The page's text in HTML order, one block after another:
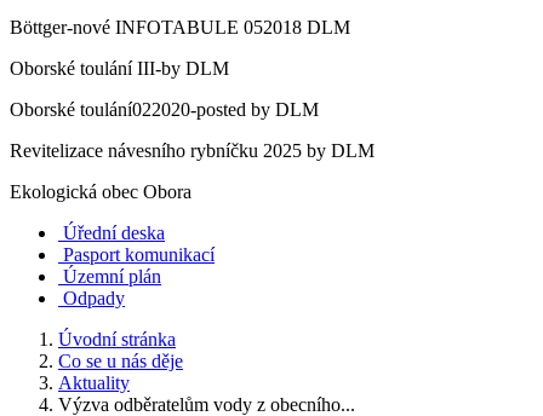
Böttger-nové INFOTABULE 052018 DLM
Oborské toulání III-by DLM
Oborské toulání022020-posted by DLM
Revitelizace návesního rybníčku 2025 by DLM
Ekologická obec Obora
Úřední deska
Pasport komunikací
Územní plán
Odpady
Úvodní stránka
Co se u nás děje
Aktuality
Výzva odběratelům vody z obecního...